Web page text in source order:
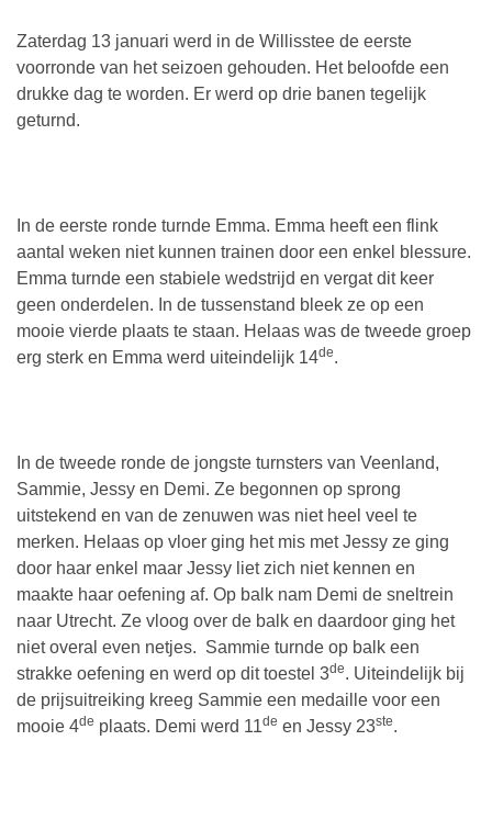
Zaterdag 13 januari werd in de Willisstee de eerste
voorronde van het seizoen gehouden. Het beloofde een
drukke dag te worden. Er werd op drie banen tegelijk
geturnd.
In de eerste ronde turnde Emma. Emma heeft een flink
aantal weken niet kunnen trainen door een enkel blessure.
Emma turnde een stabiele wedstrijd en vergat dit keer
geen onderdelen. In de tussenstand bleek ze op een
mooie vierde plaats te staan. Helaas was de tweede groep
erg sterk en Emma werd uiteindelijk 14de.
In de tweede ronde de jongste turnsters van Veenland,
Sammie, Jessy en Demi. Ze begonnen op sprong
uitstekend en van de zenuwen was niet heel veel te
merken. Helaas op vloer ging het mis met Jessy ze ging
door haar enkel maar Jessy liet zich niet kennen en
maakte haar oefening af. Op balk nam Demi de sneltrein
naar Utrecht. Ze vloog over de balk en daardoor ging het
niet overal even netjes. Sammie turnde op balk een
strakke oefening en werd op dit toestel 3de. Uiteindelijk bij
de prijsuitreiking kreeg Sammie een medaille voor een
mooie 4de plaats. Demi werd 11de en Jessy 23ste.